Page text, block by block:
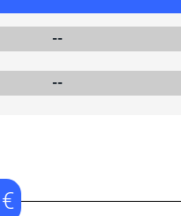
--
--